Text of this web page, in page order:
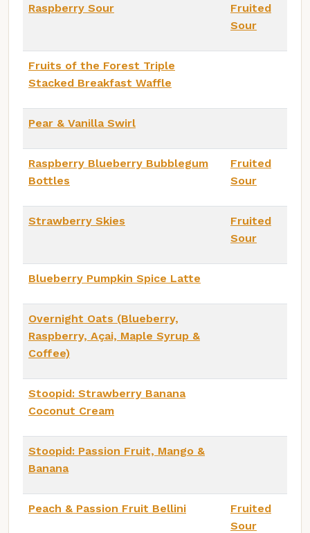
Raspberry Sour
Fruited
Sour
Fruits of the Forest Triple
Stacked Breakfast Waffle
Pear & Vanilla Swirl
Raspberry Blueberry Bubblegum
Bottles
Fruited
Sour
Strawberry Skies
Fruited
Sour
Blueberry Pumpkin Spice Latte
Overnight Oats (Blueberry,
Raspberry, Açai, Maple Syrup &
Coffee)
Stoopid: Strawberry Banana
Coconut Cream
Stoopid: Passion Fruit, Mango &
Banana
Peach & Passion Fruit Bellini
Fruited
Sour